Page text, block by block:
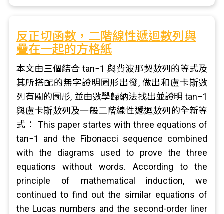
反正切函數，二階線性遞迴數列與
疊在一起的方格紙
本文由三個結合 tan−1 與費波那契數列的等式及
其所搭配的無字證明圖形出發, 做出和盧卡斯數
列有關的圖形, 並由數學歸納法找出並證明 tan−1
與盧卡斯數列及一般二階線性遞迴數列的全新等
式： This paper startes with three equations of
tan−1 and the Fibonacci sequence combined
with the diagrams used to prove the three
equations without words. According to the
principle of mathematical induction, we
continued to find out the similar equations of
the Lucas numbers and the second-order liner